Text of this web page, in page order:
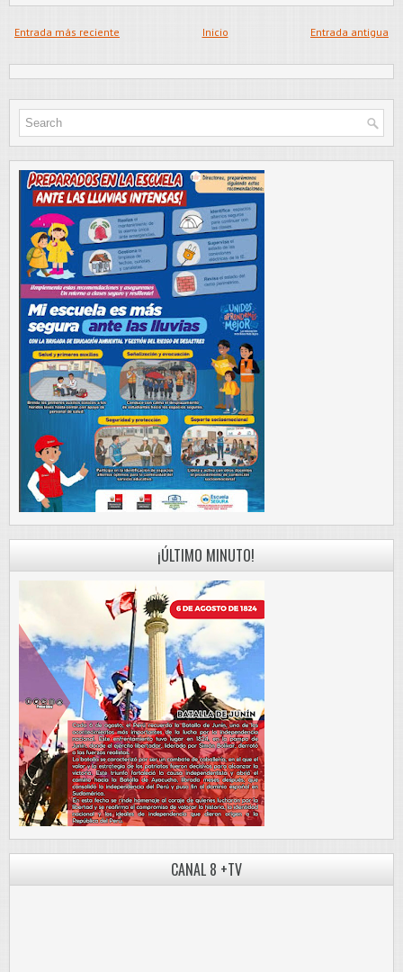
Entrada más reciente Entrada antigua
Inicio
¡ÚLTIMO MINUTO!
CANAL 8 +TV